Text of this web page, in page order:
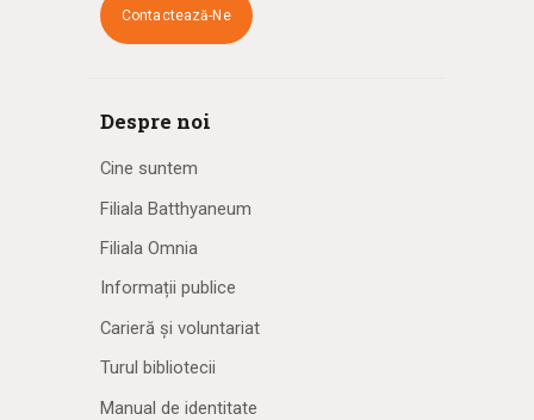
Contactează-Ne
Despre noi
Cine suntem
Filiala Batthyaneum
Filiala Omnia
Informații publice
Carieră și voluntariat
Turul bibliotecii
Manual de identitate